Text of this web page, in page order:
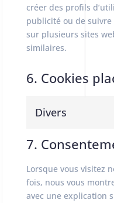
créer des profils
publicité ou de suivre
sur plusieurs sites
similaires.
6. Cookies
Divers
7.
Lorsque vous visitez
fois, nous vous
avec une explication